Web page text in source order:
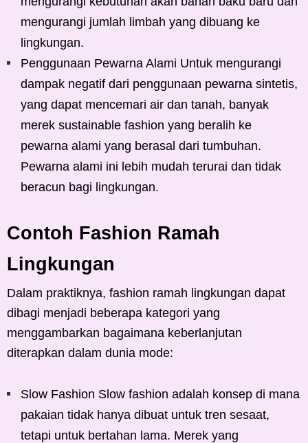
mengurangi jumlah limbah yang dibuang ke
lingkungan.
Penggunaan Pewarna Alami Untuk mengurangi
dampak negatif dari penggunaan pewarna sintetis,
yang dapat mencemari air dan tanah, banyak
merek sustainable fashion yang beralih ke
pewarna alami yang berasal dari tumbuhan.
Pewarna alami ini lebih mudah terurai dan tidak
beracun bagi lingkungan.
Contoh Fashion Ramah
Lingkungan
Dalam praktiknya, fashion ramah lingkungan dapat
dibagi menjadi beberapa kategori yang
menggambarkan bagaimana keberlanjutan
diterapkan dalam dunia mode:
Slow Fashion Slow fashion adalah konsep di mana
pakaian tidak hanya dibuat untuk tren sesaat,
tetapi untuk bertahan lama. Merek yang